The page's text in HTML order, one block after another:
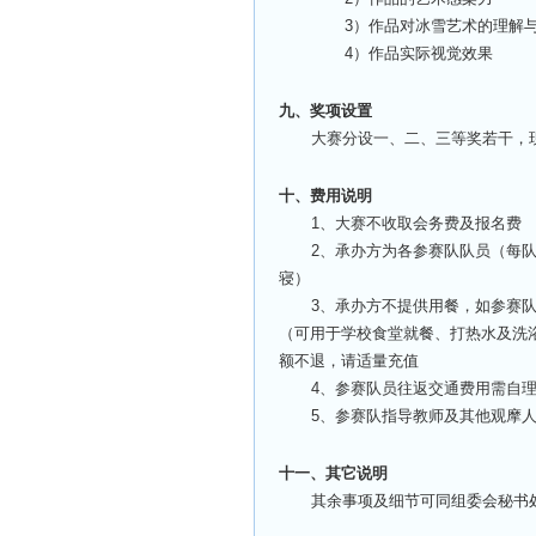
3）作品对冰雪艺术的理解
4）作品实际视觉效果
九、奖项设置
大赛分设一、二、三等奖若干
十、费用说明
1、大赛不收取会务费及报名费
2、承办方为各参赛队队员（每
寝）
3、承办方不提供用餐，如参赛
（可用于学校食堂就餐、打热水及
额不退，请适量充值
4、参赛队员往返交通费用需自
5、参赛队指导教师及其他观摩
十一、其它说明
其余事项及细节可同组委会秘书